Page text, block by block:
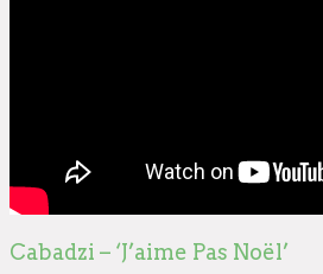
Cabadzi – ‘J’aime Pas Noël’